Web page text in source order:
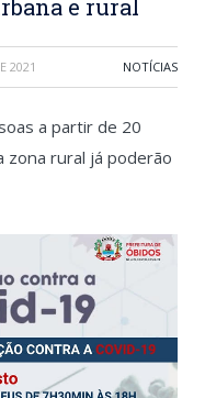
e rural
2021 NOTÍCIAS
a partir de 20
zona rural já poderão